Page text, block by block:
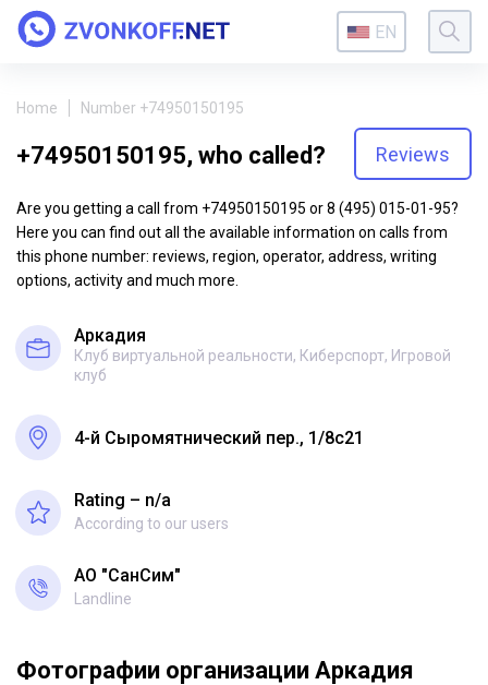
EN
Home Number +74950150195
+74950150195, who called? Reviews
Are you getting a call from +74950150195 or 8 (495) 015-01-95?
Here you can find out all the available information on calls from
this phone number: reviews, region, operator, address, writing
options, activity and much more.
Аркадия
Клуб виртуальной реальности, Киберспорт, Игровой
клуб
4-й Сыромятнический пер., 1/8с21
Rating – n/a
According to our users
АО "СанСим"
Landline
Фотографии организации Аркадия